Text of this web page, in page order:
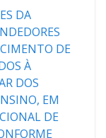
DA
DE
À
DOS
EM
DE